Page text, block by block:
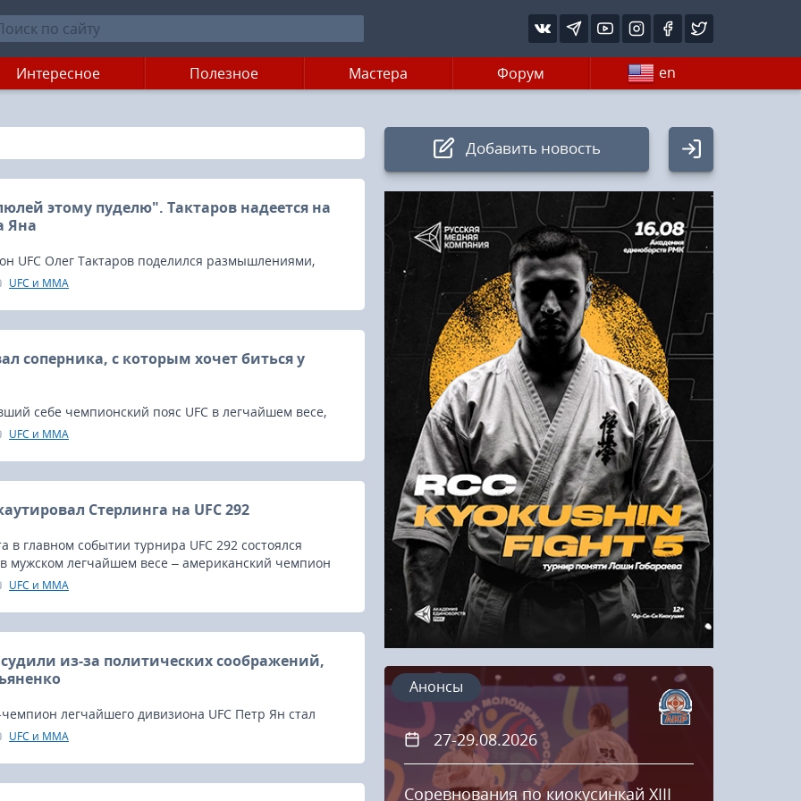
Интересное Полезное Мастера Форум en
этому пуделю". Тактаров надеется на
Яна
UFC Олег Тактаров поделился размышлениями,
вызывают у него наибольший интерес.
UFC и MMA
соперника, с которым хочет биться у
себе чемпионский пояс UFC в легчайшем весе,
бою не только сохранить свой титул, но и
мира.
UFC и MMA
Стерлинга на UFC 292
в главном событии турнира UFC 292 состоялся
мужском легчайшем весе – американский чемпион
пытался защитить пояс от посягательств своего
UFC и MMA
из-за политических соображений,
чемпион легчайшего дивизиона UFC Петр Ян стал
соображений лиги, так как промоушену не
UFC и MMA
Добавить новость
Авторизация
Логин:
Пароль
Войти
Напомнить пароль
Регистрация
27-29.08.2026
Соревнования по киокусинкай XIII
Анонсы